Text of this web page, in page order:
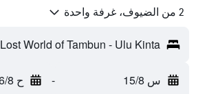
2 من الضيوف، غرفة واحدة
Lost World of Tambun - Ulu Kinta، ماليزيا
س 15/8 - ح 16/8